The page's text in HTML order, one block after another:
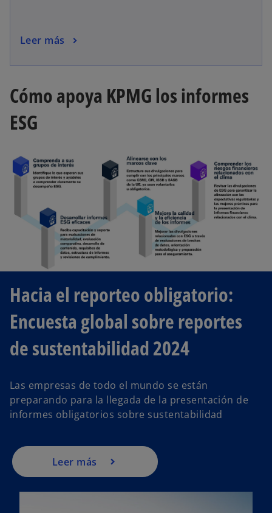
Leer más
Cómo apoya KPMG los informes
ESG
Hacia el reporteo obligatorio:
Encuesta global sobre reportes
de sustentabilidad 2024
Las empresas de todo el mundo se están
preparando para la llegada de la presentación de
informes obligatorios sobre sustentabilidad
Leer más